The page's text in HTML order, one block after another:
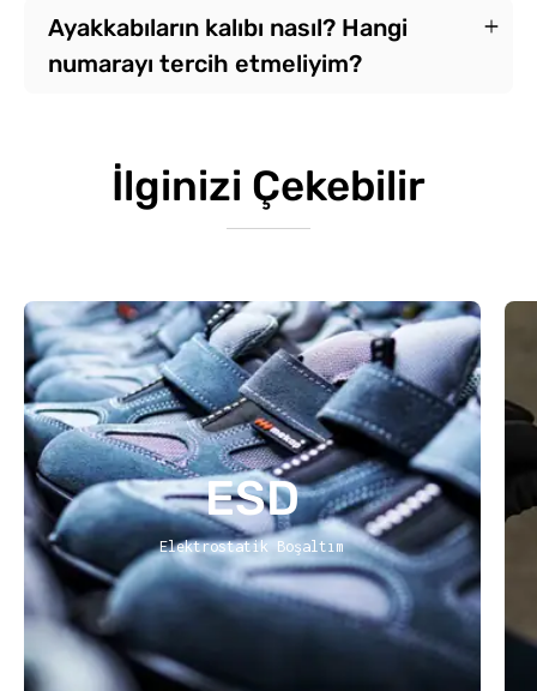
Ayakkabıların kalıbı nasıl? Hangi
numarayı tercih etmeliyim?
İlginizi Çekebilir
ESD
Elektrostatik Boşaltım